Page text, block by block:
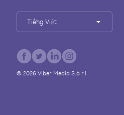
Tiếng Việt
© 2026Viber Media S.à r.l.